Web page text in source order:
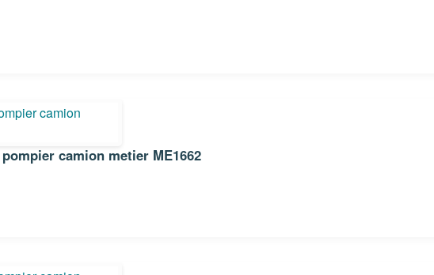
Sticker Autocollant pompier camion metier ME1662